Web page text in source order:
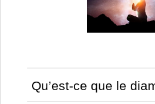
Qu’est-ce que le